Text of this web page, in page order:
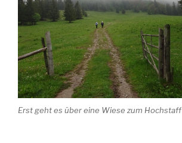
Erst geht es über eine Wiese zum Hochstaff